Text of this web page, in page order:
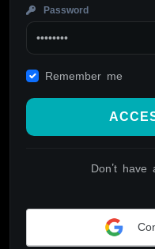
Password
Remember me
Don't have